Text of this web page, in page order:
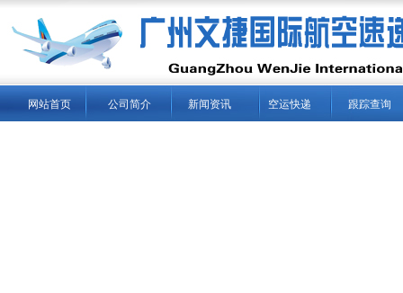
网站首页 公司简介 新闻资讯 空运快递 跟踪查询